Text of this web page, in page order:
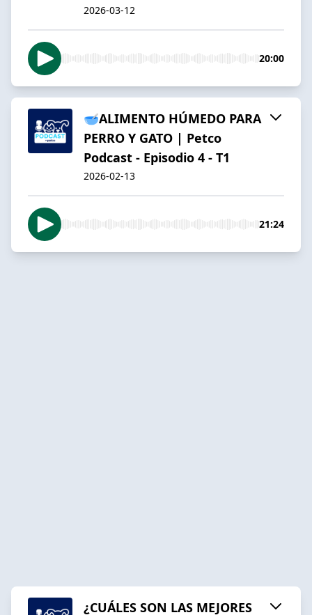
2026-03-12
20:00
🥣ALIMENTO HÚMEDO PARA
PERRO Y GATO | Petco
Podcast - Episodio 4 - T1
2026-02-13
21:24
¿CUÁLES SON LAS MEJORES